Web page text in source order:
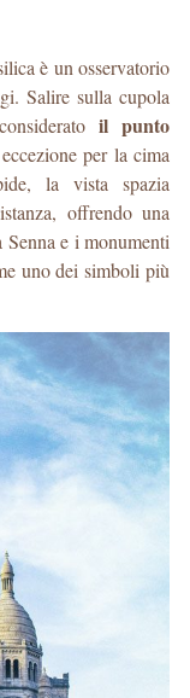
è un osservatorio
Salire sulla cupola
il punto
per la cima
la vista spazia
offrendo una
e i monumenti
uno dei simboli più